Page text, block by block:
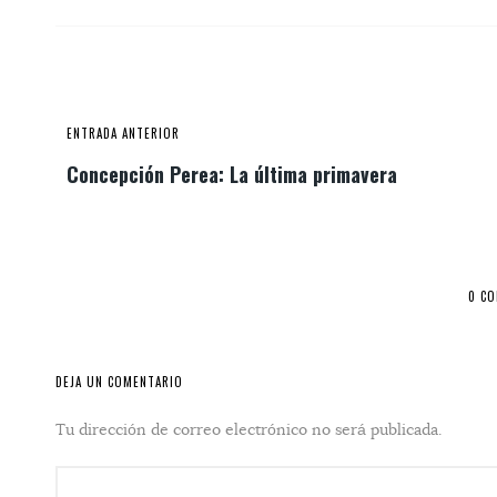
ENTRADA ANTERIOR
Concepción Perea: La última primavera
0
DEJA UN COMENTARIO
Tu dirección de correo electrónico no será publicada.